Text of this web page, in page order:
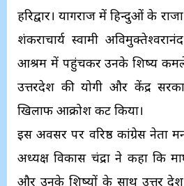
हरिद्वार। प्रयागराज में हिन्दुओं के
शंकराचार्य स्वामी
आश्रम में पहुंचकर उनके शिष्य
उत्तरप्रदेश की योगी और केंद्र
खिलाफ आक्रोश प्रकट किया।
इस अवसर पर वरिष्ठ कांग्रेस नेता
अध्यक्ष विकास चंद्रा ने कहा कि
और उनके शिष्यों के साथ उत्तर